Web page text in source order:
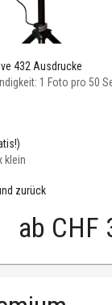
432 Ausdrucke
1 Foto pro 50
klein
zurück
ab CHF